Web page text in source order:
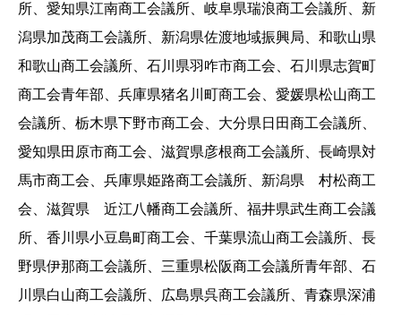
所、愛知県江南商工会議所、岐阜県瑞浪商工会議所、新
潟県加茂商工会議所、新潟県佐渡地域振興局、和歌山県
和歌山商工会議所、石川県羽咋市商工会、石川県志賀町
商工会青年部、兵庫県猪名川町商工会、愛媛県松山商工
会議所、栃木県下野市商工会、大分県日田商工会議所、
愛知県田原市商工会、滋賀県彦根商工会議所、長崎県対
馬市商工会、兵庫県姫路商工会議所、新潟県 村松商工
会、滋賀県 近江八幡商工会議所、福井県武生商工会議
所、香川県小豆島町商工会、千葉県流山商工会議所、長
野県伊那商工会議所、三重県松阪商工会議所青年部、石
川県白山商工会議所、広島県呉商工会議所、青森県深浦